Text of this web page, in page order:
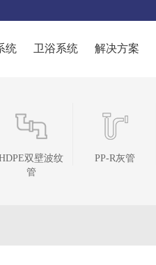
统 卫浴系统 解决方案
PP-R灰管 电力管